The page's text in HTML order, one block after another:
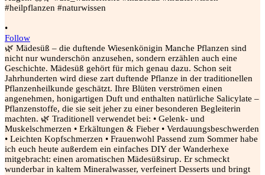
•
Follow
🌿 Mädesüß – die duftende Wiesenkönigin Manche Pflanzen sind
nicht nur wunderschön anzusehen, sondern erzählen auch eine
Geschichte. Mädesüß gehört für mich genau dazu. Schon seit
Jahrhunderten wird diese zart duftende Pflanze in der traditionellen
Pflanzenheilkunde geschätzt. Ihre Blüten verströmen einen
angenehmen, honigartigen Duft und enthalten natürliche Salicylate –
Pflanzenstoffe, die sie seit jeher zu einer besonderen Begleiterin
machten. 🌿 Traditionell verwendet bei: • Gelenk- und
Muskelschmerzen • Erkältungen & Fieber • Verdauungsbeschwerden
• Leichten Kopfschmerzen • Frauenwohl Passend zum Sommer habe
ich euch heute außerdem ein einfaches DIY der Wanderhexe
mitgebracht: einen aromatischen Mädesüßsirup. Er schmeckt
wunderbar in kaltem Mineralwasser, verfeinert Desserts und bringt